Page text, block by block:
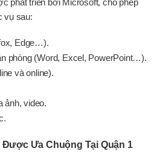
phát triển bởi Microsoft, cho phép
vụ sau:
Edge…).
phòng (Word, Excel, PowerPoint…).
và online).
ảnh, video.
Ưa Chuộng Tại Quận 1